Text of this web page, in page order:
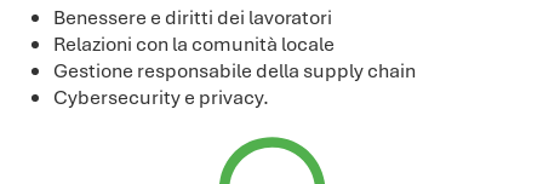
Benessere e diritti dei lavoratori
Relazioni con la comunità locale
Gestione responsabile della supply chain
Cybersecurity e privacy.